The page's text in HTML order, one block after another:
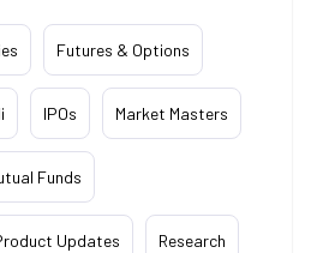
Futures & Options
IPOs Market Masters
Funds
Updates Research